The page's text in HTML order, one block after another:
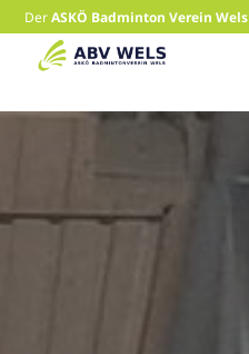
DerASKÖ Badminton Verein Wels